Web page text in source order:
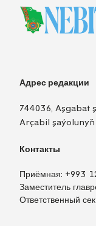
Адрес редакции
744036, Aşgabat
Arçabil
Контакты
Приёмная: +993
Заместитель
Ответственный